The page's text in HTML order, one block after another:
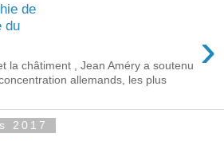
de
du
›
la châtiment , Jean Améry a soutenu
allemands, les plus
2017